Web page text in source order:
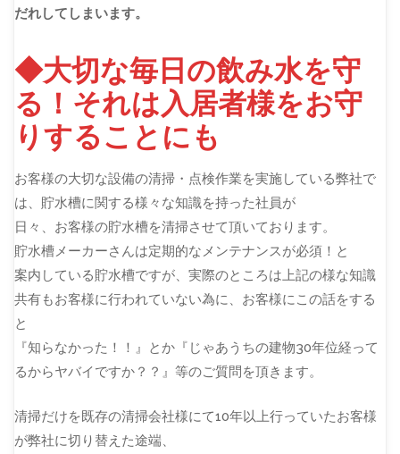
だれしてしまいます。
◆大切な毎日の飲み水を守
る！それは入居者様をお守
りすることにも
お客様の大切な設備の清掃・点検作業を実施している弊社で
は、貯水槽に関する様々な知識を持った社員が
日々、お客様の貯水槽を清掃させて頂いております。
貯水槽メーカーさんは定期的なメンテナンスが必須！と
案内している貯水槽ですが、実際のところは上記の様な知識
共有もお客様に行われていない為に、お客様にこの話をする
と
『知らなかった！！』とか『じゃあうちの建物30年位経って
るからヤバイですか？？』等のご質問を頂きます。
清掃だけを既存の清掃会社様にて10年以上行っていたお客様
が弊社に切り替えた途端、